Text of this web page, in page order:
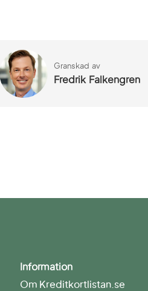
Granskad av
Fredrik Falkengren
Information
Om Kreditkortlistan.se